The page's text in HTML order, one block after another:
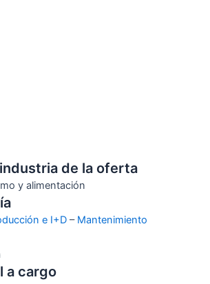
de la oferta
y alimentación
e I+D– Mantenimiento
a cargo